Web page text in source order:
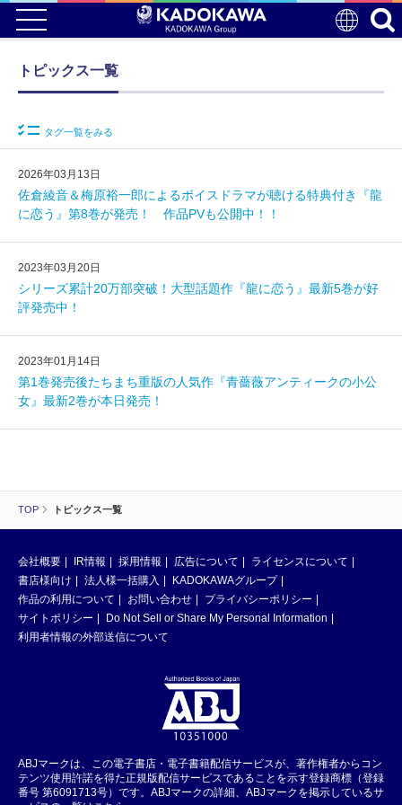
TOP トピックス一覧
トピックス一覧
タグ一覧をみる
2026年03月13日
佐倉綾音＆梅原裕一郎によるボイスドラマが聴ける特典付き『龍
に恋う』第8巻が発売！ 作品PVも公開中！！
2023年03月20日
シリーズ累計20万部突破！大型話題作『龍に恋う』最新5巻が好
評発売中！
2023年01月14日
第1巻発売後たちまち重版の人気作『青薔薇アンティークの小公
女』最新2巻が本日発売！
会社概要 IR情報 採用情報 広告について
ライセンスについて
書店様向け
法人様一括購入
KADOKAWAグループ
作品の利用について
お問い合わせ
プライバシーポリシー
サイトポリシー
Do Not Sell or Share My Personal Information
利用者情報の外部送信について
ABJマークは、この電子書店・電子書籍配信サービスが、著作権者からコン
テンツ使用許諾を得た正規版配信サービスであることを示す登録商標（登録
番号 第6091713号）です。ABJマークの詳細、ABJマークを掲示しているサ